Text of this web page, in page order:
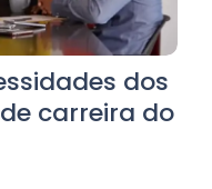
dos
carreira do